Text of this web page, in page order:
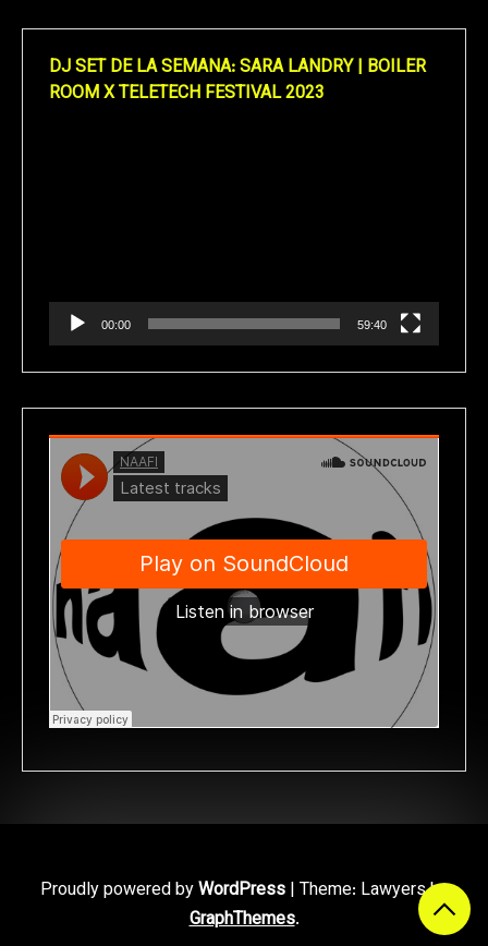
DJ SET DE LA SEMANA: SARA LANDRY | BOILER
ROOM X TELETECH FESTIVAL 2023
00:00 59:40
Proudly powered byWordPress | Theme: Lawyers by
GraphThemes.